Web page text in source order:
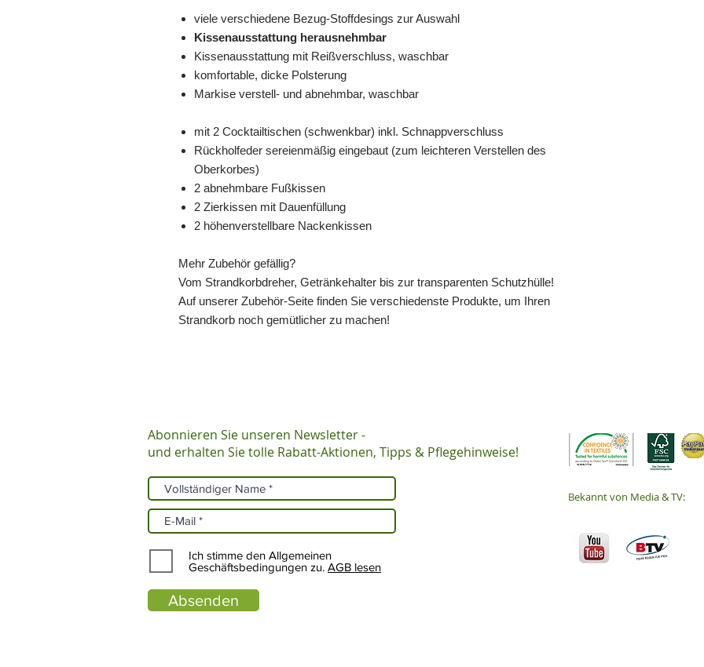
viele verschiedene Bezug-Stoffdesings zur Auswahl
Kissenausstattung herausnehmbar
Kissenausstattung mit Reißverschluss, waschbar
komfortable, dicke Polsterung
Markise verstell- und abnehmbar, waschbar
mit 2 Cocktailtischen (schwenkbar) inkl. Schnappverschluss
Rückholfeder sereienmäßig eingebaut (zum leichteren Verstellen des
Oberkorbes)
2 abnehmbare Fußkissen
2 Zierkissen mit Dauenfüllung
2 höhenverstellbare Nackenkissen
Mehr Zubehör gefällig?
Vom Strandkorbdreher, Getränkehalter bis zur transparenten Schutzhülle!
Auf unserer Zubehör-Seite finden Sie verschiedenste Produkte, um Ihren
Strandkorb noch gemütlicher zu machen!
Abonnieren Sie unseren Newsletter -
und erhalten Sie tolle Rabatt-Aktionen, Tipps & Pflegehinweise!
Ich stimme den Allgemeinen
Geschäftsbedingungen zu. AGB lesen
Absenden
Bekannt von Media & TV: